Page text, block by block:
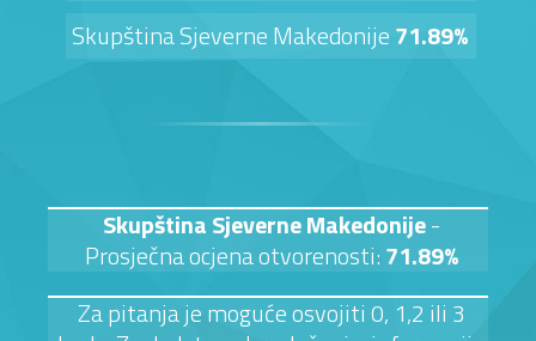
Skupština Sjeverne Makedonije71.89%
Skupština Sjeverne Makedonije-
Prosječna ocjena otvorenosti:71.89%
Za pitanja je moguće osvojiti 0, 1,2 ili 3